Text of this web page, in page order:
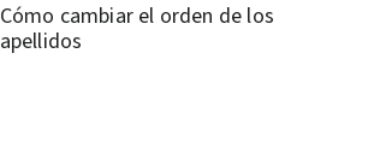
Cómo cambiar el orden de los
apellidos